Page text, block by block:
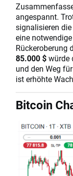
angespannt.
signalisieren
eine
Rückeroberung
85.000 $würde
und den Weg
ist erhöhte
Bitcoin